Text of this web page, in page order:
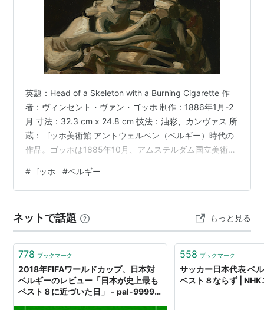
英題：Head of a Skeleton with a Burning Cigarette 作
者：ヴィンセント・ヴァン・ゴッホ 制作：1886年1月-2
月 寸法：32.3 cm x 24.8 cm 技法：油彩、カンヴァス 所
蔵：ゴッホ美術館 アントウェルペン（ベルギー）時代の
作品。ゴッホは1885年10月、アムステルダム国立美術館
た。その後、1885年11月から1886年2月まで、アントウ
ェルペン王立芸術学院に入学。これがゴッホにとって、
められたヌードのデッサンは苦手だった。ゴッホは手紙
の中…
#ゴッホ #ベルギー
ネットで話題 もっと見る
778 ブックマーク
2018年FIFAワールドカップ、日本対
ベルギーのレビュー「日本が史上最も
ベスト８に近づいた日」 - pal-9999
558 ブックマーク
サッカー日本代表 ベ
ベスト８ならず |